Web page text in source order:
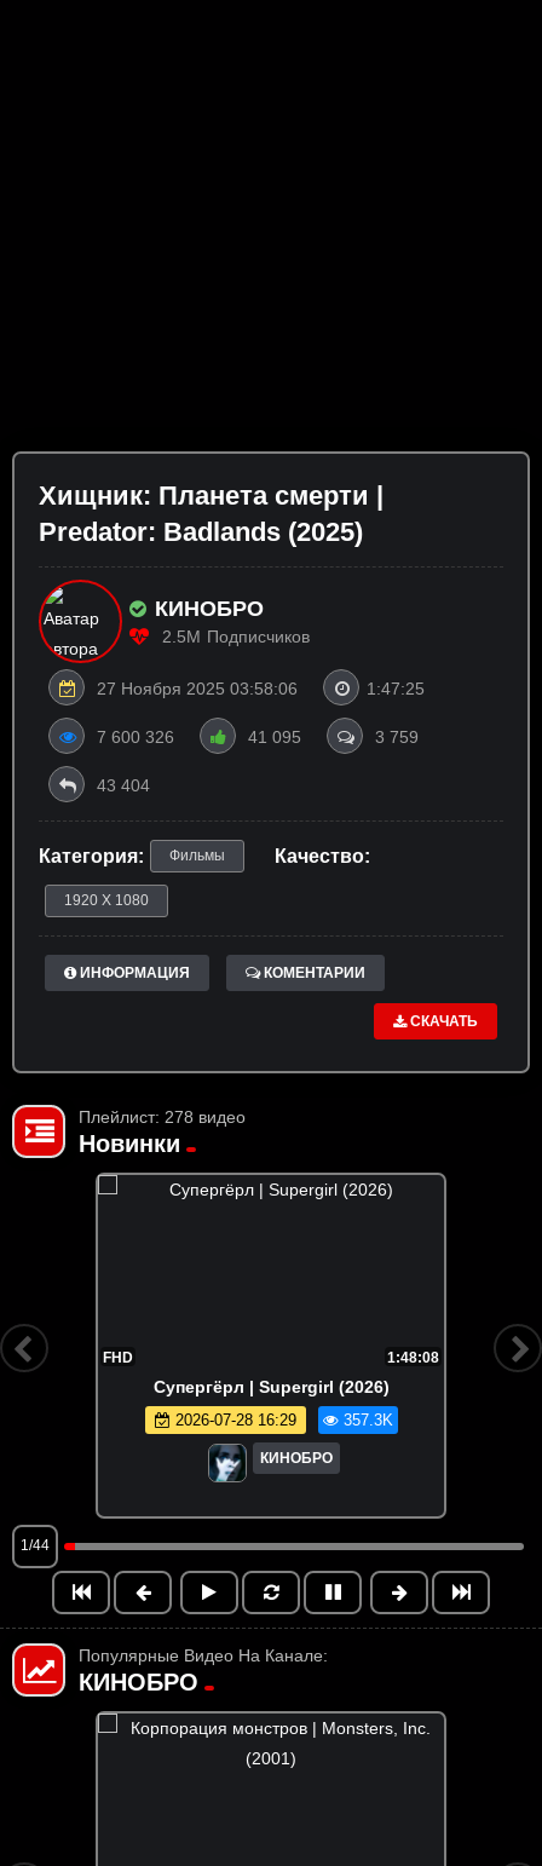
Хищник: Планета смерти |
Predator: Badlands (2025)
КИНОБРО
2.5M Подписчиков
27 Ноября 2025 03:58:06 1:47:25
7 600 326 41 095 3 759
43 404
Категория: Фильмы Качество:
1920 X 1080
ИНФОРМАЦИЯ КОМЕНТАРИИ
СКАЧАТЬ
Плейлист: 278 видео
Новинки
FHD 1:48:08
Супергёрл | Supergirl (2026)
2026-07-28 16:29 357.3K
КИНОБРО
1/44
Популярные Видео На Канале:
КИНОБРО